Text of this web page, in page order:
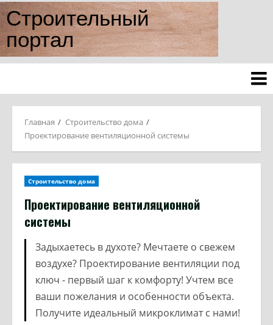
Строительный
портал
Главная
Строительство дома
Проектирование вентиляционной системы
Строительство дома
Проектирование вентиляционной
системы
Задыхаетесь в духоте? Мечтаете о свежем
воздухе? Проектирование вентиляции под
ключ - первый шаг к комфорту! Учтем все
ваши пожелания и особенности объекта.
Получите идеальный микроклимат с нами!